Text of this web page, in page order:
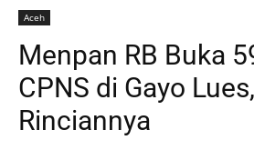
Aceh
Menpan RB Buka
CPNS di Gayo
Rinciannya